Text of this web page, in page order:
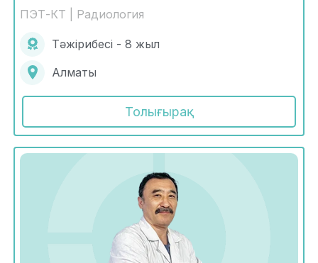
ПЭТ-КТ | Радиология
Тәжірибесі - 8 жыл
Алматы
Толығырақ